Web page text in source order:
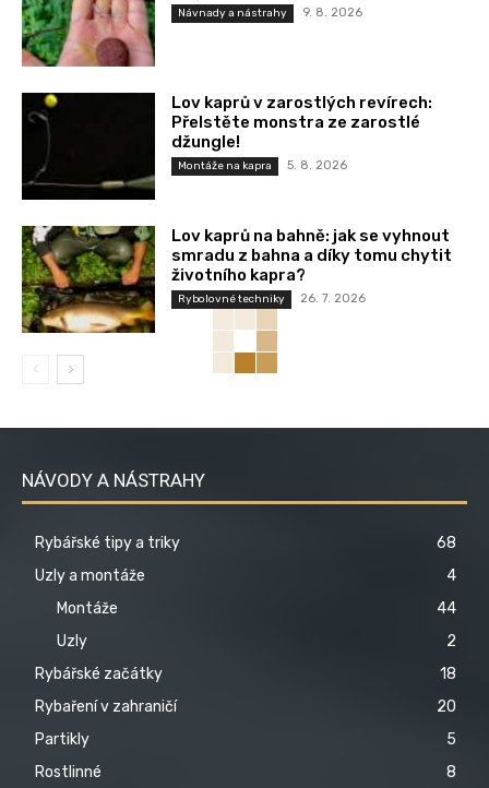
Návnady a nástrahy 9. 8. 2026
Lov kaprů v zarostlých revírech:
Přelstěte monstra ze zarostlé
džungle!
Montáže na kapra 5. 8. 2026
Lov kaprů na bahně: jak se vyhnout
smradu z bahna a díky tomu chytit
životního kapra?
Rybolovné techniky 26. 7. 2026
NÁVODY A NÁSTRAHY
Rybářské tipy a triky
68
Uzly a montáže
4
Montáže
44
Uzly
2
Rybářské začátky
18
Rybaření v zahraničí
20
Partikly
5
Rostlinné
8